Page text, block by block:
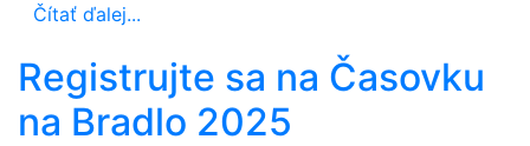
Čítať ďalej...
Registrujte sa na Časovku
na Bradlo 2025